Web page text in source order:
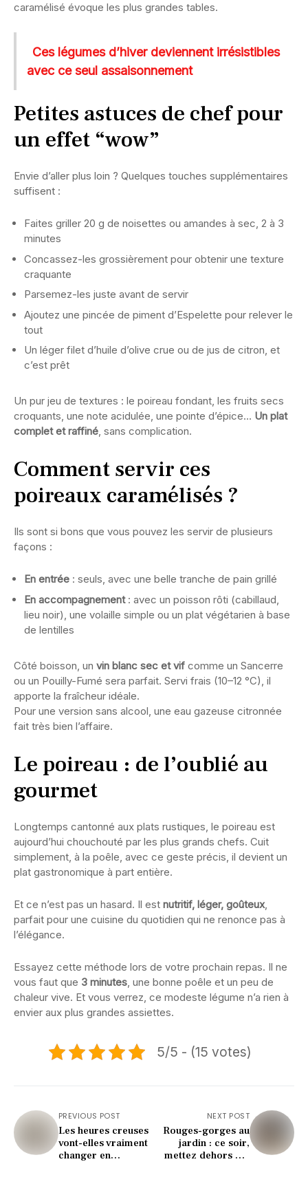
caramélisé évoque les plus grandes tables.
Ces légumes d’hiver deviennent irrésistibles
avec ce seul assaisonnement
Petites astuces de chef pour
un effet “wow”
Envie d’aller plus loin ? Quelques touches supplémentaires
suffisent :
Faites griller 20 g de noisettes ou amandes à sec, 2 à 3
minutes
Concassez-les grossièrement pour obtenir une texture
craquante
Parsemez-les juste avant de servir
Ajoutez une pincée de piment d’Espelette pour relever le
tout
Un léger filet d’huile d’olive crue ou de jus de citron, et
c’est prêt
Un pur jeu de textures : le poireau fondant, les fruits secs
croquants, une note acidulée, une pointe d’épice… Un plat
complet et raffiné, sans complication.
Comment servir ces
poireaux caramélisés ?
Ils sont si bons que vous pouvez les servir de plusieurs
façons :
En entrée : seuls, avec une belle tranche de pain grillé
En accompagnement: avec un poisson rôti (cabillaud,
lieu noir), une volaille simple ou un plat végétarien à base
de lentilles
Côté boisson, un vin blanc sec et vif comme un Sancerre
ou un Pouilly-Fumé sera parfait. Servi frais (10–12 °C), il
apporte la fraîcheur idéale.
Pour une version sans alcool, une eau gazeuse citronnée
fait très bien l’affaire.
Le poireau : de l’oublié au
gourmet
Longtemps cantonné aux plats rustiques, le poireau est
aujourd’hui chouchouté par les plus grands chefs. Cuit
simplement, à la poêle, avec ce geste précis, il devient un
plat gastronomique à part entière.
Et ce n’est pas un hasard. Il est nutritif, léger, goûteux,
parfait pour une cuisine du quotidien qui ne renonce pas à
l’élégance.
Essayez cette méthode lors de votre prochain repas. Il ne
vous faut que 3 minutes , une bonne poêle et un peu de
chaleur vive. Et vous verrez, ce modeste légume n’a rien à
envier aux plus grandes assiettes.
5/5 - (15 votes)
PREVIOUS POST
Les heures creuses
vont-elles vraiment
changer en
NEXT POST
Rouges-gorges au
jardin : ce soir,
mettez dehors cet